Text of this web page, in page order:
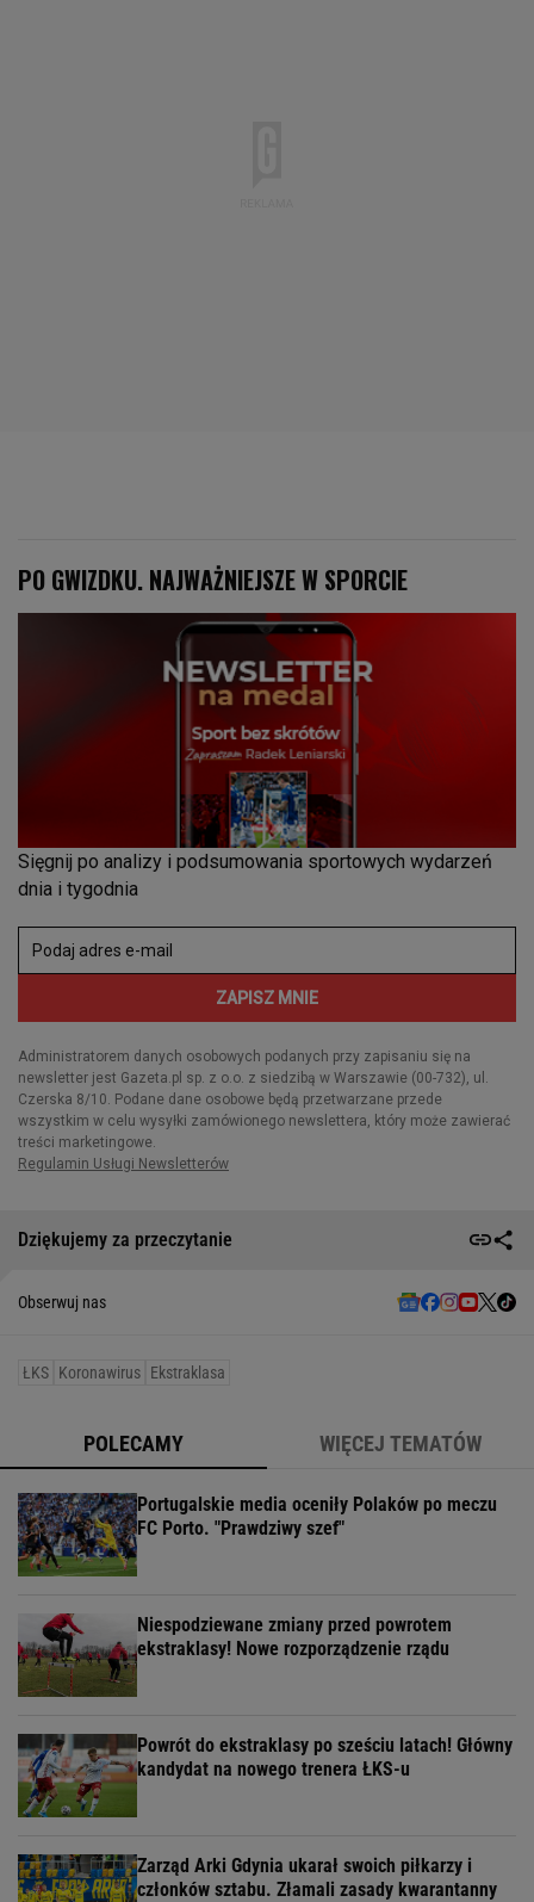
Dziękujemy za przeczytanie
Obserwuj nas
ŁKS Koronawirus Ekstraklasa
POLECAMY WIĘCEJ TEMATÓW
Portugalskie media oceniły Polaków po meczu
FC Porto. "Prawdziwy szef"
Niespodziewane zmiany przed powrotem
ekstraklasy! Nowe rozporządzenie rządu
Powrót do ekstraklasy po sześciu latach! Główny
kandydat na nowego trenera ŁKS-u
Zarząd Arki Gdynia ukarał swoich piłkarzy i
członków sztabu. Złamali zasady kwarantanny